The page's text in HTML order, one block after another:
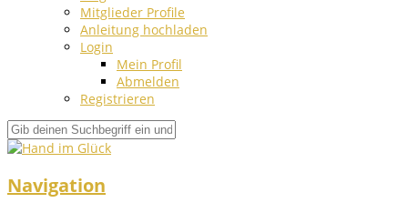
Mitglieder Profile
Anleitung hochladen
Login
Mein Profil
Abmelden
Registrieren
Navigation